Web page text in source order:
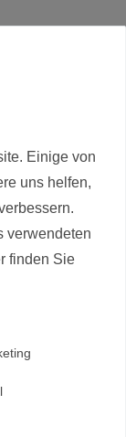
Einige von
uns helfen,
verwendeten
finden Sie